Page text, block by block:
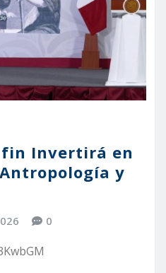
fin Invertirá en
y
0